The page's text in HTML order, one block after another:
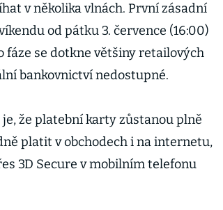
v několika vlnách. První zásadní
od pátku 3. července (16:00)
fáze se dotkne většiny retailových
bankovnictví nedostupné.
že platební karty zůstanou plně
platit v obchodech i na internetu,
3D Secure v mobilním telefonu